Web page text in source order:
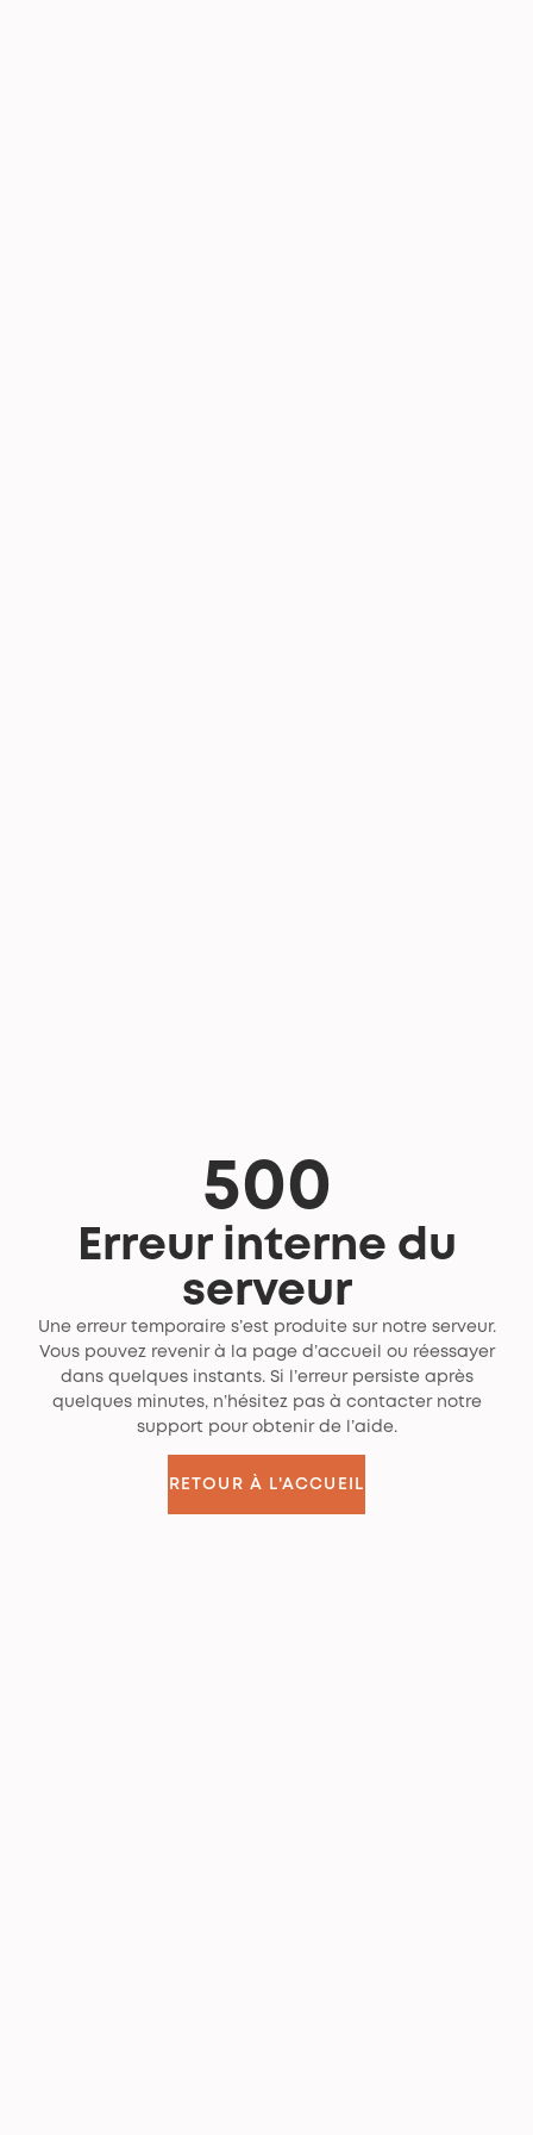
500
Erreur interne du
serveur
Une erreur temporaire s’est produite sur notre serveur.
Vous pouvez revenir à la page d’accueil ou réessayer
dans quelques instants. Si l’erreur persiste après
quelques minutes, n’hésitez pas à contacter notre
support pour obtenir de l’aide.
RETOUR À L'ACCUEIL